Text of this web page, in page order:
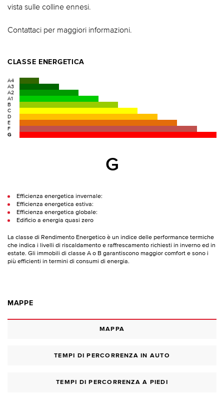
vista sulle colline ennesi.
Contattaci per maggiori informazioni.
CLASSE ENERGETICA
A4
A3
A2
A1
B
C
D
E
F
G
G
Efficienza energetica invernale:
Efficienza energetica estiva:
Efficienza energetica globale:
Edificio a energia quasi zero
La classe di Rendimento Energetico è un indice delle performance termiche
che indica i livelli di riscaldamento e raffrescamento richiesti in inverno ed in
estate. Gli immobili di classe A o B garantiscono maggior comfort e sono i
più efficienti in termini di consumi di energia.
MAPPE
MAPPA
TEMPI DI PERCORRENZA IN AUTO
TEMPI DI PERCORRENZA A PIEDI